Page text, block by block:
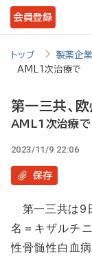
メ
イ
ン
ツ
に
動
会員登録
トップ 製薬企業
AML1次治療で
第一三共、欧
AML1次治療で
2023/11/9 22:06
保存
第一三共は9
名＝キザルチ
性骨髄性白血